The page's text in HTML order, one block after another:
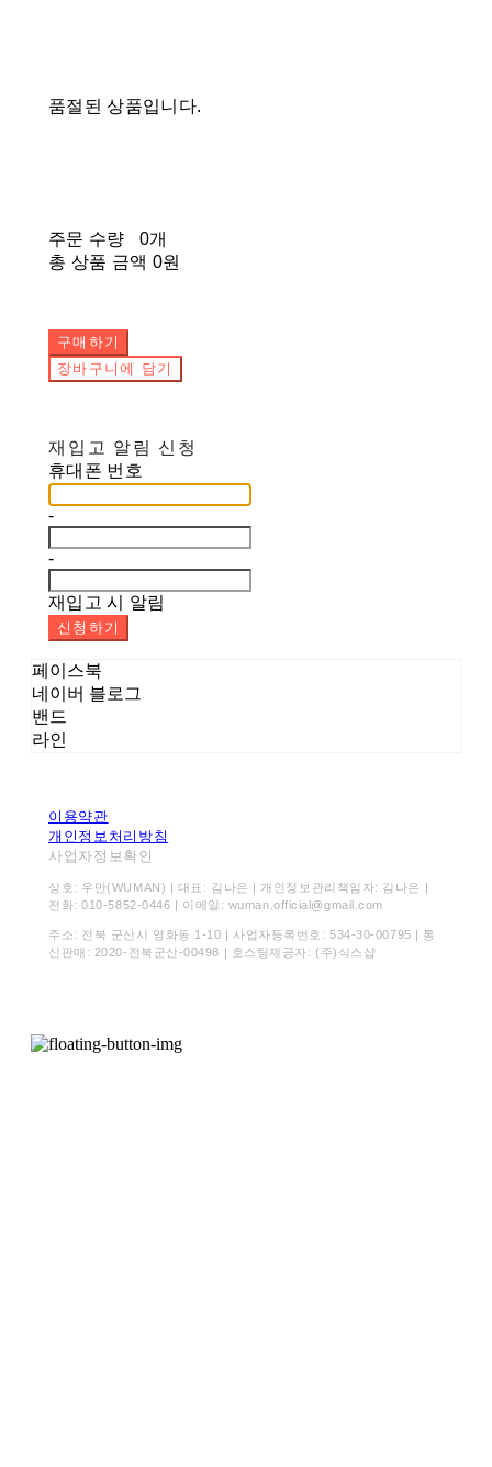
품절된 상품입니다.
주문 수량
0개
총 상품 금액 0원
구매하기
장바구니에 담기
재입고 알림 신청
휴대폰 번호
-
-
재입고 시 알림
신청하기
페이스북
네이버 블로그
밴드
라인
이용약관
개인정보처리방침
사업자정보확인
상호: 우만(WUMAN) | 대표: 김나은 | 개인정보관리책임자: 김나은 |
전화: 010-5852-0446 | 이메일: wuman.official@gmail.com
주소: 전북 군산시 영화동 1-10 | 사업자등록번호:534-30-00795 | 통
신판매: 2020-전북군산-00498 | 호스팅제공자: (주)식스샵